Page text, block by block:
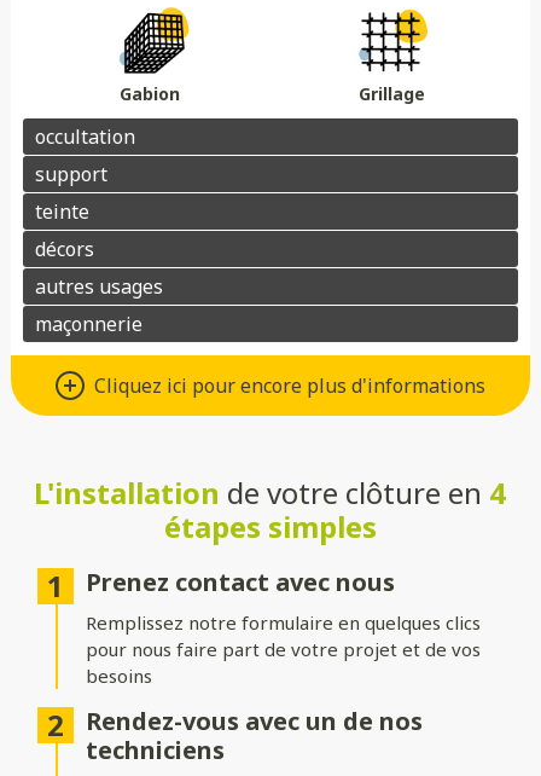
Gabion Grillage
Cliquez ici pour encore plus d'informations
Un grand choix de matériaux de
qualité
: moderne, léger et résistant à la corrosion.
Composite
d’entretien.
: économique, durable et facile à entretenir.
Bois: naturel et chaleureux, idéal pour un extérieur
authentique.
: robuste et contemporain, avec une touche minérale.
L'installation de votre clôture en 4
étapes simples
Prenez contact avec nous
Remplissez notre formulaire en quelques clics
pour nous faire part de votre projet et de vos
besoins
Rendez-vous avec un de nos
techniciens